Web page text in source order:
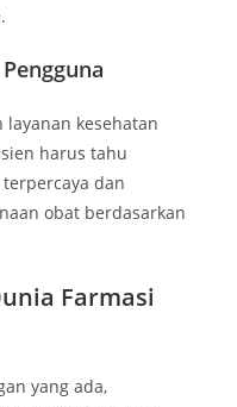
kesehatan
harus tahu
dan
obat berdasarkan
Farmasi
yang ada,